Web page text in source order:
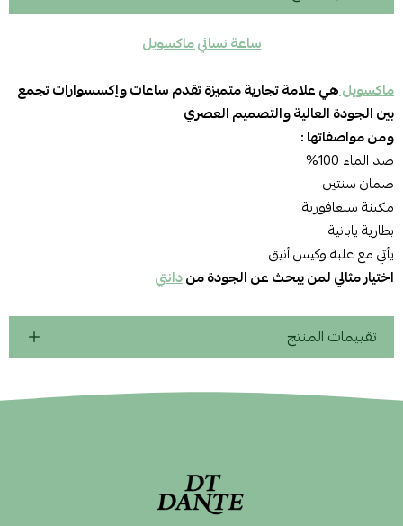
ساعة نسائي ماكسويل
ماكسويلهي علامة تجارية متميزة تقدم ساعات وإكسسوارات تجمع
بين الجودة العالية والتصميم العصري
ومن مواصفاتها :
ضد الماء 100%
ضمان سنتين
مكينة سنغافورية
بطارية يابانية
يأتي مع علبة وكيس أنيق
اختيار مثالي لمن يبحث عن الجودة مندانتي
تقييمات المنتج